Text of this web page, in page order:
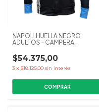
NAPOLI HUELLA NEGRO
ADULTOS - CAMPERA
$54.375,00
3 x $18.125,00 sin interés
COMPRAR